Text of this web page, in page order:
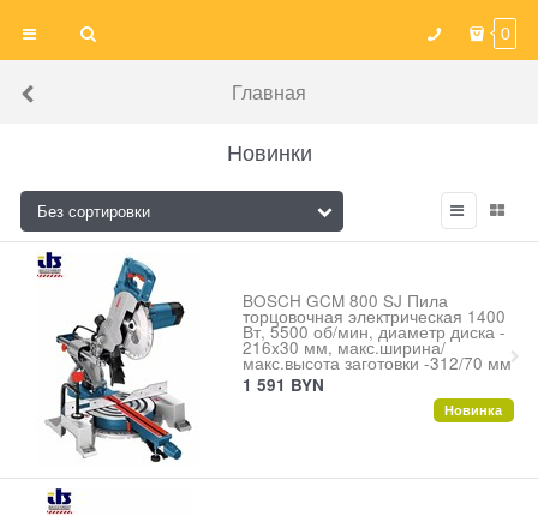
0
Главная
Новинки
BOSCH GCM 800 SJ Пила
торцовочная электрическая 1400
Вт, 5500 об/мин, диаметр диска -
216x30 мм, макс.ширина/
макс.высота заготовки -312/70 мм
1 591 BYN
Новинка